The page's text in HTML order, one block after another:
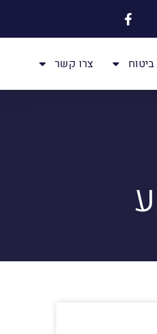
צרו קשר